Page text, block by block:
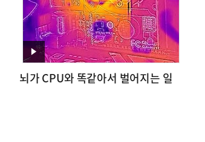
영
상
뇌가 CPU와 똑같아서 벌어지는 일